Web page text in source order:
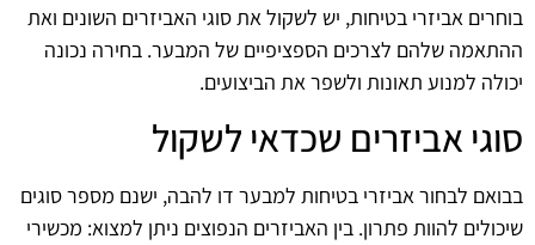
בוחרים אביזרי בטיחות, יש לשקול את סוגי האביזרים השונים ואת
ההתאמה שלהם לצרכים הספציפיים של המבער. בחירה נכונה
יכולה למנוע תאונות ולשפר את הביצועים.
סוגי אביזרים שכדאי לשקול
בבואם לבחור אביזרי בטיחות למבער דו להבה, ישנם מספר סוגים
שיכולים להוות פתרון. בין האביזרים הנפוצים ניתן למצוא: מכשירי